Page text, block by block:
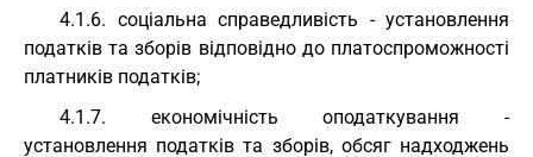
4.1.6. соціальна справедливість - установлення
податків та зборів відповідно до платоспроможності
платників податків;
4.1.7. економічність оподаткування -
установлення податків та зборів, обсяг надходжень